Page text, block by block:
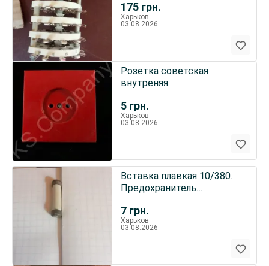
175 грн.
Харьков
03.08.2026
5 грн.
Розетка советская
внутреняя
Харьков
03.08.2026
7 грн.
Вставка плавкая 10/380.
Предохранитель
Харьков
03.08.2026